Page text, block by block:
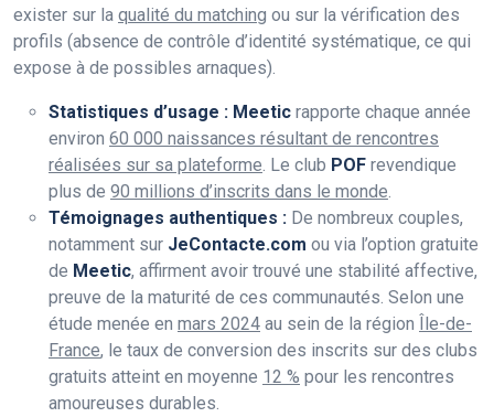
exister sur la qualité du matching ou sur la vérification des
profils (absence de contrôle d’identité systématique, ce qui
expose à de possibles arnaques).
Statistiques d’usage : Meetic rapporte chaque année
environ 60 000 naissances résultant de rencontres
réalisées sur sa plateforme . Le club POF revendique
plus de 90 millions d’inscrits dans le monde
Témoignages authentiques : De nombreux couples,
notamment sur JeContacte.com ou via l’option gratuite
de Meetic, affirment avoir trouvé une stabilité affective,
preuve de la maturité de ces communautés. Selon une
étude menée en mars 2024 au sein de la région Île-de-
France, le taux de conversion des inscrits sur des clubs
gratuits atteint en moyenne 12 % pour les rencontres
amoureuses durables.